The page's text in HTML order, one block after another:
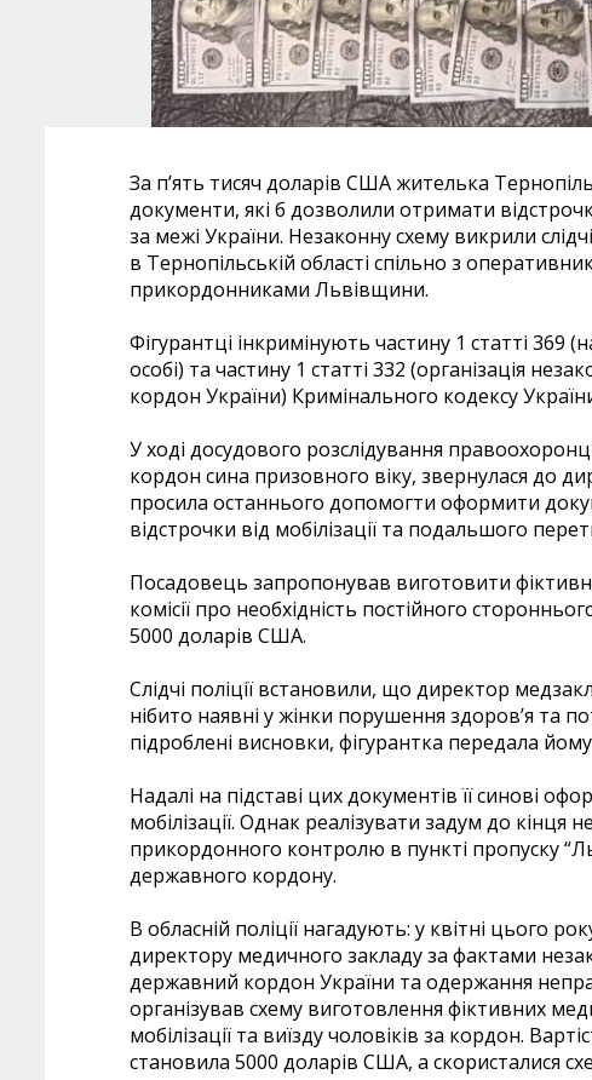
За п’ять тисяч доларів США жителька
документи, які б дозволили отримати
за межі України. Незаконну схему викрили
в Тернопільській області спільно з
прикордонниками Львівщини.
Фігурантці інкримінують частину 1 статті 369
особі) та частину 1 статті 332 (організація
кордон України) Кримінального кодексу
У ході досудового розслідування
кордон сина призовного віку, звернулася до
просила останнього допомогти оформити
відстрочки від мобілізації та подальшого
Посадовець запропонував виготовити
комісії про необхідність постійного
5000 доларів США.
Слідчі поліції встановили, що директор
нібито наявні у жінки порушення здоров’я та
підроблені висновки, фігурантка передала
Надалі на підставі цих документів її синові
мобілізації. Однак реалізувати задум до кінця
прикордонного контролю в пункті пропуску
державного кордону.
В обласній поліції нагадують: у квітні цього
директору медичного закладу за фактами
державний кордон України та одержання
організував схему виготовлення фіктивних
мобілізації та виїзду чоловіків за кордон.
становила 5000 доларів США, а скористалися